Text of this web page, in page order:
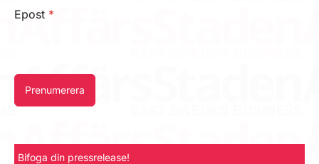
Epost *
Prenumerera
Bifoga din pressrelease!